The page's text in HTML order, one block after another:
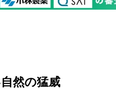
然の猛威